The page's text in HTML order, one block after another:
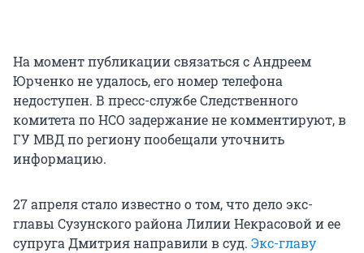
На момент публикации связаться с Андреем
Юрченко не удалось, его номер телефона
недоступен. В пресс-службе Следственного
комитета по НСО задержание не комментируют, в
ГУ МВД по региону пообещали уточнить
информацию.
27 апреля стало известно о том, что дело экс-
главы Сузунского района Лилии Некрасовой и ее
супруга Дмитрия направили в суд. Экс-главу